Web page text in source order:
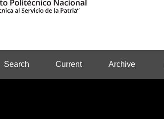
Search Current Archive